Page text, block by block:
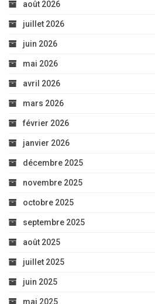
août 2026
juillet 2026
juin 2026
mai 2026
avril 2026
mars 2026
février 2026
janvier 2026
décembre 2025
novembre 2025
octobre 2025
septembre 2025
août 2025
juillet 2025
juin 2025
mai 2025